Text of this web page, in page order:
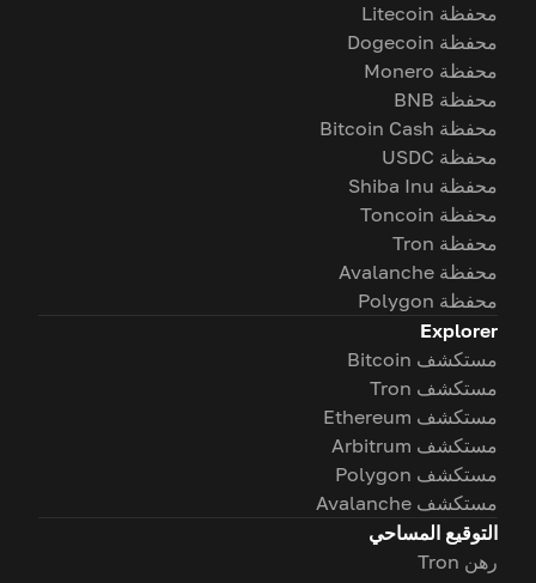
محفظة Litecoin
محفظة Dogecoin
محفظة Monero
محفظة BNB
محفظة Bitcoin Cash
محفظة USDC
محفظة Shiba Inu
محفظة Toncoin
محفظة Tron
محفظة Avalanche
محفظة Polygon
Explorer
مستكشف Bitcoin
مستكشف Tron
مستكشف Ethereum
مستكشف Arbitrum
مستكشف Polygon
مستكشف Avalanche
التوقيع المساحي
رهن Tron